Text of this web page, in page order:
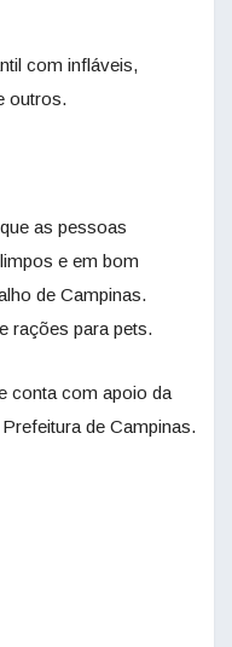
com infláveis,
outros.
as pessoas
e em bom
de Campinas.
rações para pets.
conta com apoio da
de Campinas.